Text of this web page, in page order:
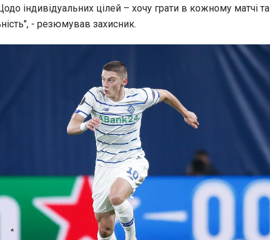
індивідуальних цілей – хочу грати в кожному матчі та
- резюмував захисник.